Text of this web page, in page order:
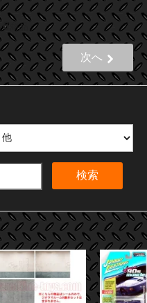
-6 商品
次へ
検索